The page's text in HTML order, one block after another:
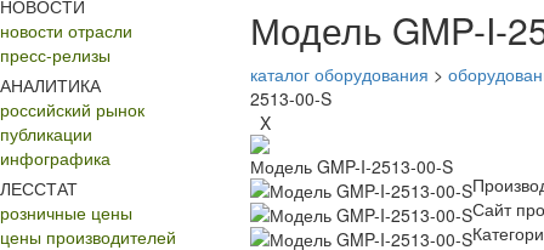
НОВОСТИ
новости отрасли
пресс-релизы
АНАЛИТИКА
российский рынок
публикации
инфографика
ЛЕССТАТ
розничные цены
цены производителей
Модель GMP-I-
каталог оборудования >
2513-00-S
X
Модель GMP-I-2513-00-S
Сайт